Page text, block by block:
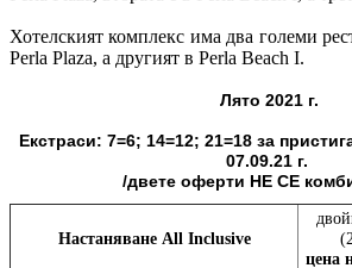
Хотелският комплекс има два големи
Perla Plaza, a другият в Perla Beach I.
Лято 2021 г.
Екстраси: 7=6; 14=12; 21=18 за
07.09.21 г.
/двете оферти НЕ СЕ
Настаняване All Inclusivе
цена